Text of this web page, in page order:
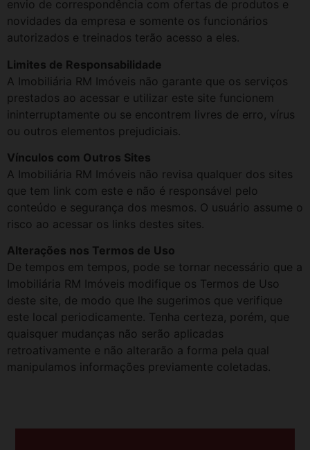
envio de correspondência com ofertas de produtos e
novidades da empresa e somente os funcionários
autorizados e treinados terão acesso a eles.
Limites de Responsabilidade
A Imobiliária RM Imóveis não garante que os serviços
prestados ao acessar e utilizar este site funcionem
ininterruptamente ou se encontrem livres de erro, vírus
ou outros elementos prejudiciais.
Vínculos com Outros Sites
A Imobiliária RM Imóveis não revisa qualquer dos sites
que tem link com este e não é responsável pelo
conteúdo e segurança dos mesmos. O usuário assume o
risco ao acessar os links destes sites.
Alterações nos Termos de Uso
De tempos em tempos, pode se tornar necessário que a
Imobiliária RM Imóveis modifique os Termos de Uso
deste site, de modo que lhe sugerimos que verifique
este local periodicamente. Tenha certeza, porém, que
quaisquer mudanças não serão aplicadas
retroativamente e não alterarão a forma pela qual
manipulamos informações previamente coletadas.